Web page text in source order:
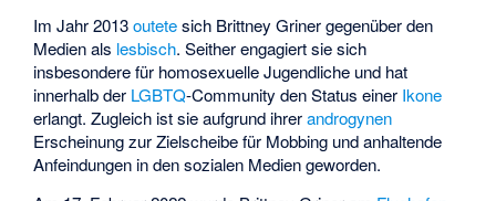
Im Jahr 2013outetesich Brittney Griner gegenüber den
Medien als lesbisch. Seither engagiert sie sich
insbesondere für homosexuelle Jugendliche und hat
innerhalb der LGBTQ-Community den Status einer Ikone
erlangt. Zugleich ist sie aufgrund ihrerandrogynen
Erscheinung zur Zielscheibe für Mobbing und anhaltende
Anfeindungen in den sozialen Medien geworden.